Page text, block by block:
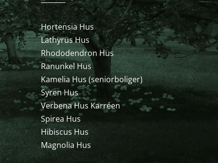
Hortensia Hus
Lathyrus Hus
Rhododendron Hus
Ranunkel Hus
Kamelia Hus (seniorboliger)
Syren Hus
Verbena Hus Karréen
Spirea Hus
Hibiscus Hus
Magnolia Hus